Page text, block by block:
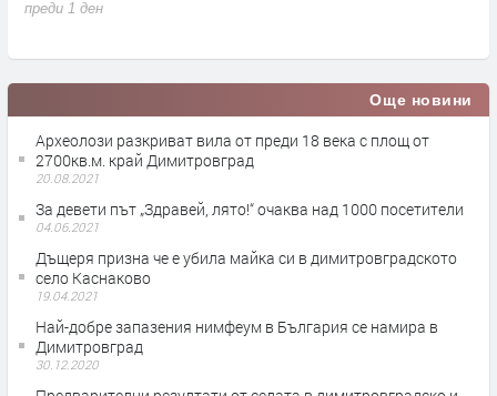
преди 1 ден
Още новини
Археолози разкриват вила от преди 18 века с площ от
2700кв.м. край Димитровград
20.08.2021
За девети път „Здравей, лято!“ очаква над 1000 посетители
04.06.2021
Дъщеря призна че е убила майка си в димитровградското
село Каснаково
19.04.2021
Най-добре запазения нимфеум в България се намира в
Димитровград
30.12.2020